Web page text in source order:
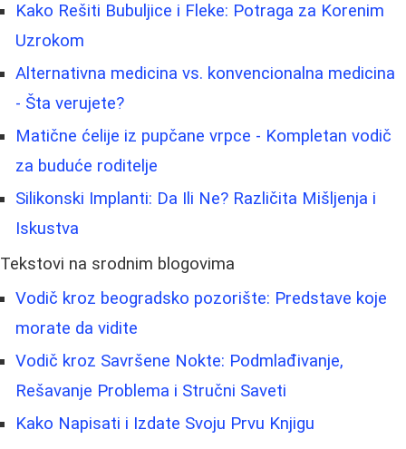
Kako Rešiti Bubuljice i Fleke: Potraga za Korenim
Uzrokom
Alternativna medicina vs. konvencionalna medicina
- Šta verujete?
Matične ćelije iz pupčane vrpce - Kompletan vodič
za buduće roditelje
Silikonski Implanti: Da Ili Ne? Različita Mišljenja i
Iskustva
Tekstovi na srodnim blogovima
Vodič kroz beogradsko pozorište: Predstave koje
morate da vidite
Vodič kroz Savršene Nokte: Podmlađivanje,
Rešavanje Problema i Stručni Saveti
Kako Napisati i Izdate Svoju Prvu Knjigu